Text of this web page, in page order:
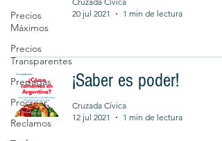
Precios
Máximos
Precios
Transparentes
Prepagas
Procrear
Reclamos
20 jul 2021
1 min de lectura
¡Saber es poder!
Cruzada Cívica
12 jul 2021
1 min de lectura